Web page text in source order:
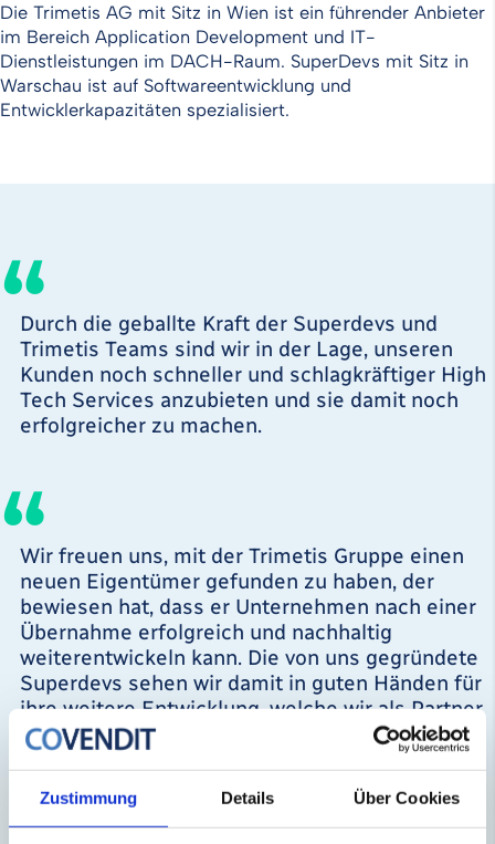
Zustimmung Details Über Cookies
Die Trimetis AG mit Sitz in Wien ist ein führender Anbieter
im Bereich Application Development und IT-
Dienstleistungen im DACH-Raum. SuperDevs mit Sitz in
Warschau ist auf Softwareentwicklung und
Entwicklerkapazitäten spezialisiert.
Durch die geballte Kraft der Superdevs und
Trimetis Teams sind wir in der Lage, unseren
Kunden noch schneller und schlagkräftiger High
Tech Services anzubieten und sie damit noch
erfolgreicher zu machen.
Wir freuen uns, mit der Trimetis Gruppe einen
neuen Eigentümer gefunden zu haben, der
bewiesen hat, dass er Unternehmen nach einer
Übernahme erfolgreich und nachhaltig
weiterentwickeln kann. Die von uns gegründete
Superdevs sehen wir damit in guten Händen für
ihre weitere Entwicklung, welche wir als Partner
auch weiterhin begleiten wollen.